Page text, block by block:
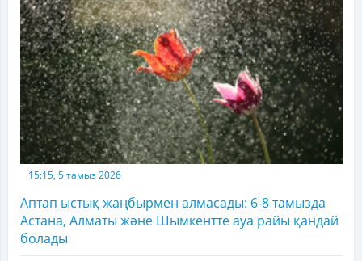
15:15, 5 тамыз 2026
Аптап ыстық жаңбырмен алмасады: 6-8 тамызда
Астана, Алматы және Шымкентте ауа райы қандай
болады